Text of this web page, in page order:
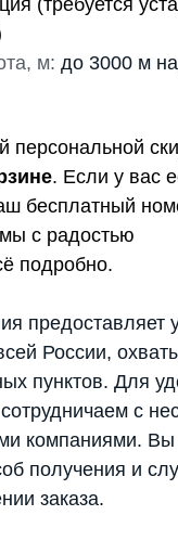
(требуется
м: до 3000 м
персональной
. Если у вас
бесплатный
с радостью
подробно.
предоставляет
России,
пунктов. Для
с
компаниями.
получения и
заказа.